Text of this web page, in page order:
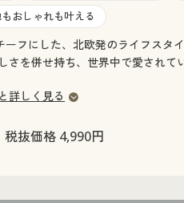
大きいサイズ 事務・
おしゃれも叶える
ーフにした、北欧発のライフスタ
さを併せ持ち、世界中で愛されて
詳しく見る
税抜価格 4,990円